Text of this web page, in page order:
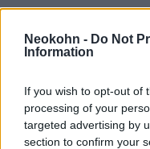
Neokohn - Do Not
Information
If you wish to opt-out of
processing of your
targeted advertising by
section to confirm your
Az incidens
vezetői
hogy többé
biztosítani
kíséretet és